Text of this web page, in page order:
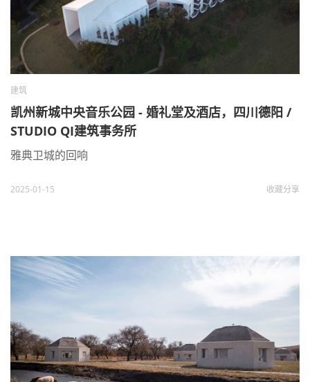
建筑
凯州新城中央音乐公园 - 婚礼堂及酒店，四川德阳 /
STUDIO QI建筑事务所
雅典卫城的回响
2025-01-15 收藏分享